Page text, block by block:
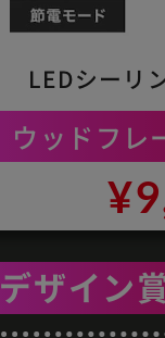
LEDシーリ
ウッドフレ
デザイン